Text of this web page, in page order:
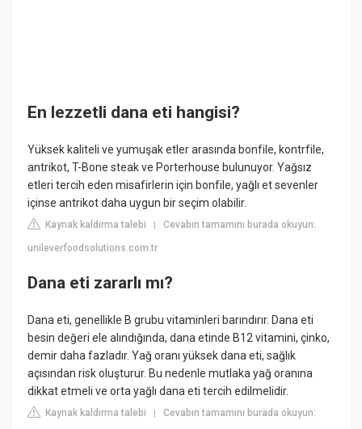
En lezzetli dana eti hangisi?
Yüksek kaliteli ve yumuşak etler arasında bonfile, kontrfile,
antrikot, T-Bone steak ve Porterhouse bulunuyor. Yağsız
etleri tercih eden misafirlerin için bonfile, yağlı et sevenler
içinse antrikot daha uygun bir seçim olabilir.
Kaynak kaldırma talebi |Cevabın tamamını burada okuyun:
unileverfoodsolutions.com.tr
Dana eti zararlı mı?
Dana eti, genellikle B grubu vitaminleri barındırır. Dana eti
besin değeri ele alındığında, dana etinde B12 vitamini, çinko,
demir daha fazladır. Yağ oranı yüksek dana eti, sağlık
açısından risk oluşturur. Bu nedenle mutlaka yağ oranına
dikkat etmeli ve orta yağlı dana eti tercih edilmelidir.
Kaynak kaldırma talebi |Cevabın tamamını burada okuyun: